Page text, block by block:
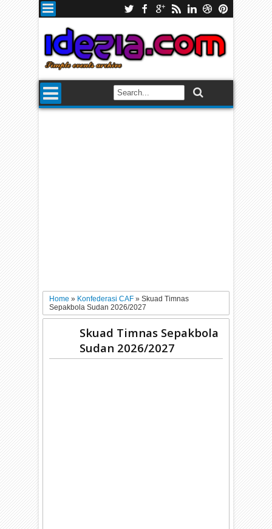
Home» Konfederasi CAF»Skuad Timnas
Sepakbola Sudan 2026/2027
Skuad Timnas Sepakbola
Sudan 2026/2027